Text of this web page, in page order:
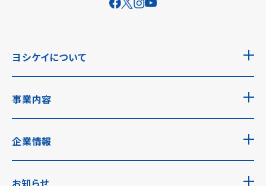
ヨシケイについて
事業内容
企業情報
お知らせ